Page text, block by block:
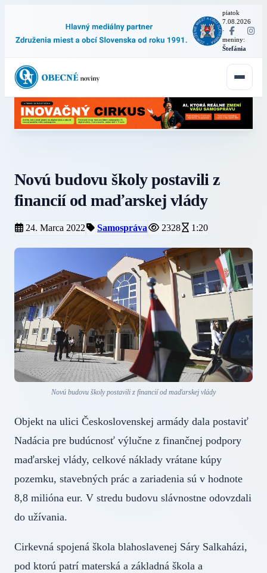
piatok
7.08.2026
·
meniny:
Štefánia
Novú budovu školy postavili z
financií od maďarskej vlády
24. Marca 2022 Samospráva 2328 1:20
Novú budovu školy postavili z financií od maďarskej vlády
Objekt na ulici Československej armády dala postaviť
Nadácia pre budúcnosť výlučne z finančnej podpory
maďarskej vlády, celkové náklady vrátane kúpy
pozemku, stavebných prác a zariadenia sú v hodnote
8,8 milióna eur. V stredu budovu slávnostne odovzdali
do užívania.
Cirkevná spojená škola blahoslavenej Sáry Salkaházi,
pod ktorú patrí materská a základná škola a